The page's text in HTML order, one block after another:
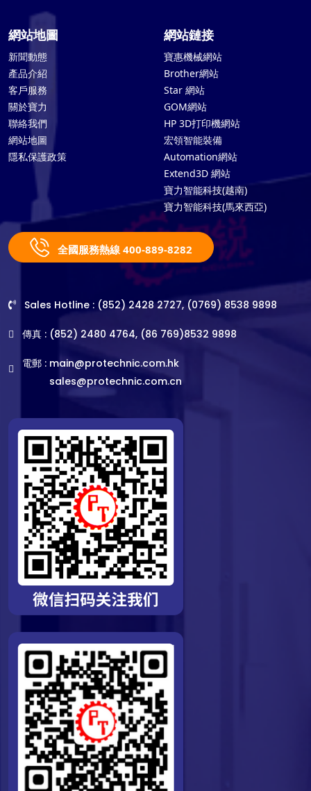
網站地圖
新聞動態
產品介紹
客戶服務
關於寶力
聯絡我們
網站地圖
隱私保護政策
網站鏈接
寶惠機械網站
Brother網站
Star 網站
GOM網站
HP 3D打印機網站
宏領智能裝備
Automation網站
Extend3D 網站
寶力智能科技(越南)
寶力智能科技(馬來西亞)
全國服務熱線 400-889-8282
Sales Hotline : (852) 2428 2727, (0769) 8538 9898
傳真 : (852) 2480 4764, (86 769)8532 9898
電郵 : main@protechnic.com.hk
sales@protechnic.com.cn